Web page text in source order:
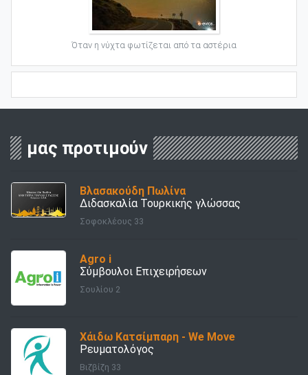
Όταν η νύχτα φωτίζεται από τα αστέρια
μας προτιμούν
Βλασακούδη Πωλίνα
Διδασκαλία Τουρκικής γλώσσας
Σοφοκλέους 33
Agro i
Σύμβουλοι Επιχειρήσεων
Σουλίου 2
Χάιδω Κατσίμπαρη - We Move
Ρευματολόγος
Βιζβίζη 33